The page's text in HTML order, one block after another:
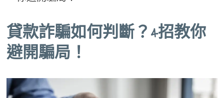
貸款詐騙如何判斷？4招教你
避開騙局！